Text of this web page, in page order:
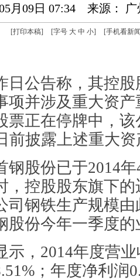
月09日 07:34 来源：
[打印本稿] [字号 大 中 小] [手机看新
公告称，其控股
项并涉及重大资
票正在停牌中，
前披露上述重大
股份已于2014年
，控股股东旗下
司钢铁生产规模
股份今年一季度
，2014年度营业
；年度净利润